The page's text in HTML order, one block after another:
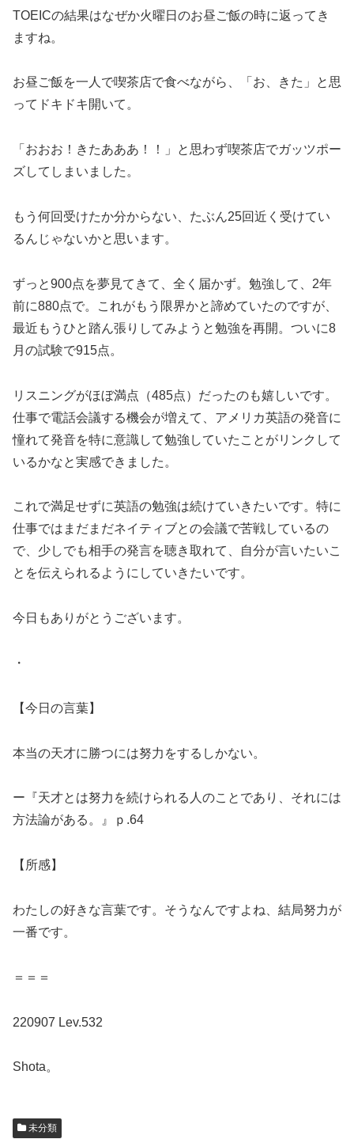
TOEICの結果はなぜか火曜日のお昼ご飯の時に返ってき
ますね。
お昼ご飯を一人で喫茶店で食べながら、「お、きた」と思
ってドキドキ開いて。
「おおお！きたあああ！！」と思わず喫茶店でガッツポー
ズしてしまいました。
もう何回受けたか分からない、たぶん25回近く受けてい
るんじゃないかと思います。
ずっと900点を夢見てきて、全く届かず。勉強して、2年
前に880点で。これがもう限界かと諦めていたのですが、
最近もうひと踏ん張りしてみようと勉強を再開。ついに8
月の試験で915点。
リスニングがほぼ満点（485点）だったのも嬉しいです。
仕事で電話会議する機会が増えて、アメリカ英語の発音に
憧れて発音を特に意識して勉強していたことがリンクして
いるかなと実感できました。
これで満足せずに英語の勉強は続けていきたいです。特に
仕事ではまだまだネイティブとの会議で苦戦しているの
で、少しでも相手の発言を聴き取れて、自分が言いたいこ
とを伝えられるようにしていきたいです。
今日もありがとうございます。
・
【今日の言葉】
本当の天才に勝つには努力をするしかない。
ー『天才とは努力を続けられる人のことであり、それには
方法論がある。』ｐ.64
【所感】
わたしの好きな言葉です。そうなんですよね、結局努力が
一番です。
＝＝＝
220907 Lev.532
Shota。
未分類